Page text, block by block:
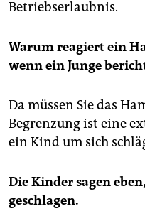
Betriebserlaubnis.
Warum reagiert ein
wenn ein Junge
Da müssen Sie das
Begrenzung ist eine
ein Kind um sich
Die Kinder sagen
geschlagen.